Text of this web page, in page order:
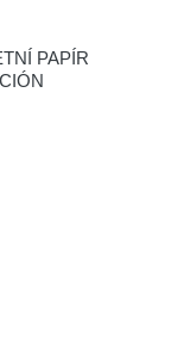
PAPÍR